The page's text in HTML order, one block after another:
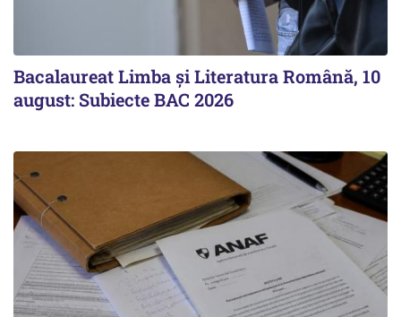
Bacalaureat Limba și Literatura Română, 10
august: Subiecte BAC 2026